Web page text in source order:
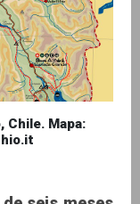
Chile. Mapa: